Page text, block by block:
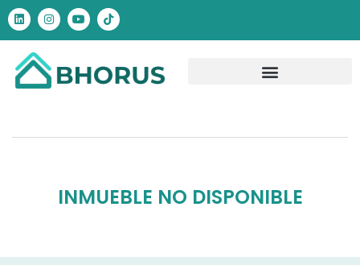
INMUEBLE NO DISPONIBLE